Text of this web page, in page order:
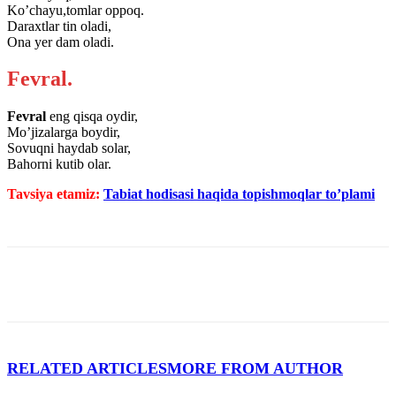
Ko’chayu,tomlar oppoq.
Daraxtlar tin oladi,
Ona yer dam oladi.
Fevral.
Fevral eng qisqa oydir,
Mo’jizalarga boydir,
Sovuqni haydab solar,
Bahorni kutib olar.
Tavsiya etamiz: Tabiat hodisasi haqida topishmoqlar to’plami
RELATED ARTICLESMORE FROM AUTHOR